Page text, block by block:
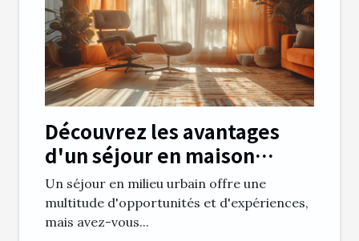
Découvrez les avantages
d'un séjour en maison
d’hôte en ville
Un séjour en milieu urbain offre une
multitude d'opportunités et d'expériences,
mais avez-vous...